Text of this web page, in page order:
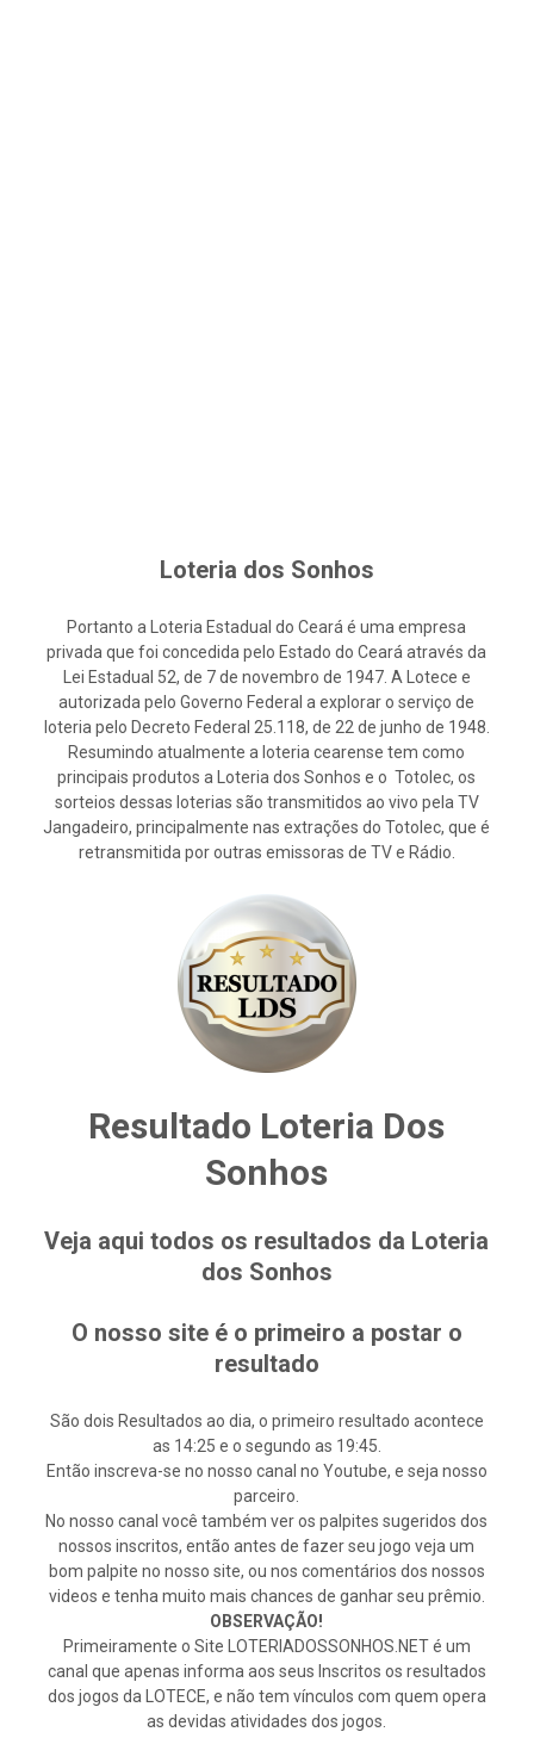
Loteria dos Sonhos
Portanto a Loteria Estadual do Ceará é uma empresa
privada que foi concedida pelo Estado do Ceará através da
Lei Estadual 52, de 7 de novembro de 1947. A Lotece e
autorizada pelo Governo Federal a explorar o serviço de
loteria pelo Decreto Federal 25.118, de 22 de junho de 1948.
Resumindo atualmente a loteria cearense tem como
principais produtos a Loteria dos Sonhos e o Totolec, os
sorteios dessas loterias são transmitidos ao vivo pela TV
Jangadeiro, principalmente nas extrações do Totolec, que é
retransmitida por outras emissoras de TV e Rádio.
Resultado Loteria Dos
Sonhos
Veja aqui todos os resultados da Loteria
dos Sonhos
O nosso site é o primeiro a postar o
resultado
São dois Resultados ao dia, o primeiro resultado acontece
as 14:25 e o segundo as 19:45.
Então inscreva-se no nosso canal no Youtube, e seja nosso
parceiro.
No nosso canal você também ver os palpites sugeridos dos
nossos inscritos, então antes de fazer seu jogo veja um
bom palpite no nosso site, ou nos comentários dos nossos
videos e tenha muito mais chances de ganhar seu prêmio.
OBSERVAÇÃO!
Primeiramente o Site LOTERIADOSSONHOS.NET é um
canal que apenas informa aos seus Inscritos os resultados
dos jogos da LOTECE, e não tem vínculos com quem opera
as devidas atividades dos jogos.